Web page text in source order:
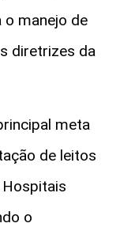
manejo de
diretrizes da
meta
de leitos
o